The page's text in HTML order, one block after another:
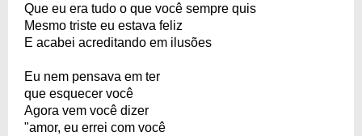
Que eu era tudo o que você sempre quis
Mesmo triste eu estava feliz
E acabei acreditando em ilusões
Eu nem pensava em ter
que esquecer você
Agora vem você dizer
"amor, eu errei com você